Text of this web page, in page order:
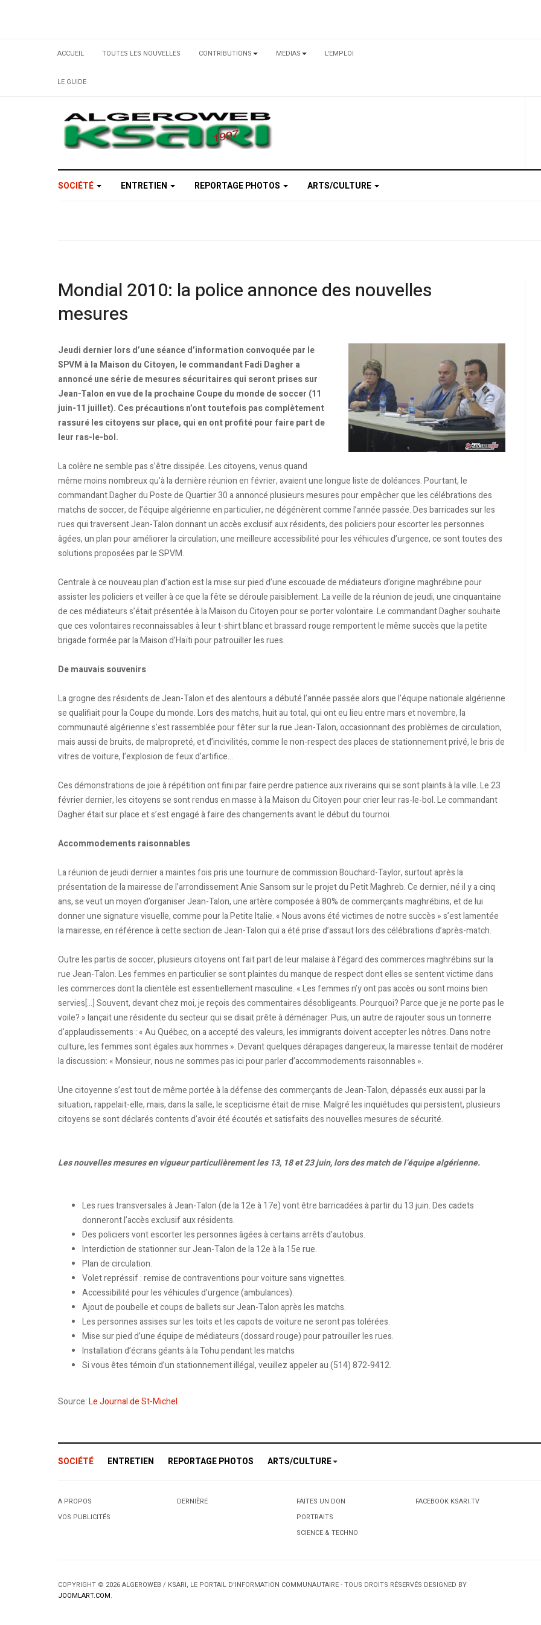
ACCUEIL TOUTES LES NOUVELLES CONTRIBUTIONS MEDIAS L'EMPLOI
LE GUIDE
SOCIÉTÉ ENTRETIEN REPORTAGE PHOTOS ARTS/CULTURE
Mondial 2010: la police annonce des nouvelles
mesures
Jeudi dernier lors d’une séance d’information convoquée par le
SPVM à la Maison du Citoyen, le commandant Fadi Dagher a
annoncé une série de mesures sécuritaires qui seront prises sur
Jean-Talon en vue de la prochaine Coupe du monde de soccer (11
juin-11 juillet). Ces précautions n’ont toutefois pas complètement
rassuré les citoyens sur place, qui en ont profité pour faire part de
leur ras-le-bol.
La colère ne semble pas s’être dissipée. Les citoyens, venus quand
même moins nombreux qu’à la dernière réunion en février, avaient une longue liste de doléances. Pourtant, le
commandant Dagher du Poste de Quartier 30 a annoncé plusieurs mesures pour empêcher que les célébrations des
matchs de soccer, de l’équipe algérienne en particulier, ne dégénèrent comme l’année passée. Des barricades sur les
rues qui traversent Jean-Talon donnant un accès exclusif aux résidents, des policiers pour escorter les personnes
âgées, un plan pour améliorer la circulation, une meilleure accessibilité pour les véhicules d’urgence, ce sont toutes des
solutions proposées par le SPVM.
Centrale à ce nouveau plan d’action est la mise sur pied d’une escouade de médiateurs d’origine maghrébine pour
assister les policiers et veiller à ce que la fête se déroule paisiblement. La veille de la réunion de jeudi, une cinquantaine
de ces médiateurs s’était présentée à la Maison du Citoyen pour se porter volontaire. Le commandant Dagher souhaite
que ces volontaires reconnaissables à leur t-shirt blanc et brassard rouge remportent le même succès que la petite
brigade formée par la Maison d’Haïti pour patrouiller les rues.
De mauvais souvenirs
La grogne des résidents de Jean-Talon et des alentours a débuté l’année passée alors que l’équipe nationale algérienne
se qualifiait pour la Coupe du monde. Lors des matchs, huit au total, qui ont eu lieu entre mars et novembre, la
communauté algérienne s’est rassemblée pour fêter sur la rue Jean-Talon, occasionnant des problèmes de circulation,
mais aussi de bruits, de malpropreté, et d’incivilités, comme le non-respect des places de stationnement privé, le bris de
vitres de voiture, l’explosion de feux d’artifice…
Ces démonstrations de joie à répétition ont fini par faire perdre patience aux riverains qui se sont plaints à la ville. Le 23
février dernier, les citoyens se sont rendus en masse à la Maison du Citoyen pour crier leur ras-le-bol. Le commandant
Dagher était sur place et s’est engagé à faire des changements avant le début du tournoi.
Accommodements raisonnables
La réunion de jeudi dernier a maintes fois pris une tournure de commission Bouchard-Taylor, surtout après la
présentation de la mairesse de l’arrondissement Anie Sansom sur le projet du Petit Maghreb. Ce dernier, né il y a cinq
ans, se veut un moyen d’organiser Jean-Talon, une artère composée à 80% de commerçants maghrébins, et de lui
donner une signature visuelle, comme pour la Petite Italie. « Nous avons été victimes de notre succès » s’est lamentée
la mairesse, en référence à cette section de Jean-Talon qui a été prise d’assaut lors des célébrations d’après-match.
Outre les partis de soccer, plusieurs citoyens ont fait part de leur malaise à l’égard des commerces maghrébins sur la
rue Jean-Talon. Les femmes en particulier se sont plaintes du manque de respect dont elles se sentent victime dans
les commerces dont la clientèle est essentiellement masculine. « Les femmes n’y ont pas accès ou sont moins bien
servies[…] Souvent, devant chez moi, je reçois des commentaires désobligeants. Pourquoi? Parce que je ne porte pas le
voile? » lançait une résidente du secteur qui se disait prête à déménager. Puis, un autre de rajouter sous un tonnerre
d’applaudissements : « Au Québec, on a accepté des valeurs, les immigrants doivent accepter les nôtres. Dans notre
culture, les femmes sont égales aux hommes ». Devant quelques dérapages dangereux, la mairesse tentait de modérer
la discussion: « Monsieur, nous ne sommes pas ici pour parler d’accommodements raisonnables ».
Une citoyenne s’est tout de même portée à la défense des commerçants de Jean-Talon, dépassés eux aussi par la
situation, rappelait-elle, mais, dans la salle, le scepticisme était de mise. Malgré les inquiétudes qui persistent, plusieurs
citoyens se sont déclarés contents d’avoir été écoutés et satisfaits des nouvelles mesures de sécurité.
Les nouvelles mesures en vigueur particulièrement les 13, 18 et 23 juin, lors des match de l’équipe algérienne.
Les rues transversales à Jean-Talon (de la 12e à 17e) vont être barricadées à partir du 13 juin. Des cadets
donneront l’accès exclusif aux résidents.
Des policiers vont escorter les personnes âgées à certains arrêts d’autobus.
Interdiction de stationner sur Jean-Talon de la 12e à la 15e rue.
Plan de circulation.
Volet représsif : remise de contraventions pour voiture sans vignettes.
Accessibilité pour les véhicules d’urgence (ambulances).
Ajout de poubelle et coups de ballets sur Jean-Talon après les matchs.
Les personnes assises sur les toits et les capots de voiture ne seront pas tolérées.
Mise sur pied d’une équipe de médiateurs (dossard rouge) pour patrouiller les rues.
Installation d’écrans géants à la Tohu pendant les matchs
Si vous êtes témoin d’un stationnement illégal, veuillez appeler au (514) 872-9412.
Source:Le Journal de St-Michel
SOCIÉTÉ ENTRETIEN REPORTAGE PHOTOS ARTS/CULTURE
A PROPOS
VOS PUBLICITÉS
DERNIÈRE
FAITES UN DON
PORTRAITS
SCIENCE & TECHNO
FACEBOOK KSARI.TV
COPYRIGHT © 2026 ALGEROWEB / KSARI, LE PORTAIL D'INFORMATION COMMUNAUTAIRE - TOUS DROITS RÉSERVÉS DESIGNED BY
JOOMLART.COM.